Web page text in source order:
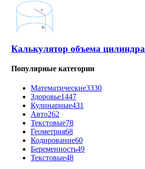
Калькулятор объема цилиндра
Популярные категории
Математические3330
Здоровье1447
Кулинарные431
Авто262
Текстовые78
Геометрия68
Кодирование60
Беременность49
Текстовые48